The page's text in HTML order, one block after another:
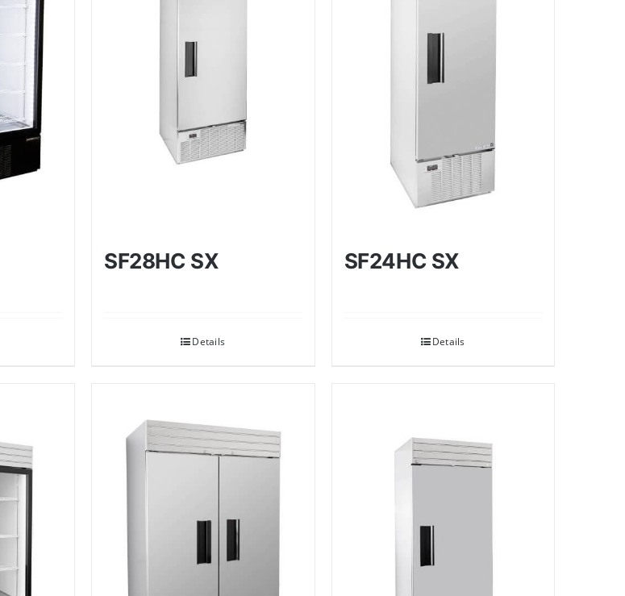
SF28HC SX
Details
SF24HC SX
Details